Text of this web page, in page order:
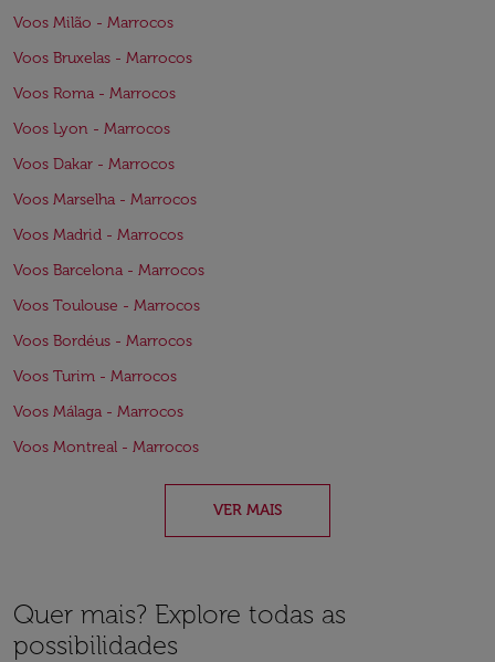
Voos Milão - Marrocos
Voos Bruxelas - Marrocos
Voos Roma - Marrocos
Voos Lyon - Marrocos
Voos Dakar - Marrocos
Voos Marselha - Marrocos
Voos Madrid - Marrocos
Voos Barcelona - Marrocos
Voos Toulouse - Marrocos
Voos Bordéus - Marrocos
Voos Turim - Marrocos
Voos Málaga - Marrocos
Voos Montreal - Marrocos
VER MAIS
Quer mais? Explore todas as
possibilidades